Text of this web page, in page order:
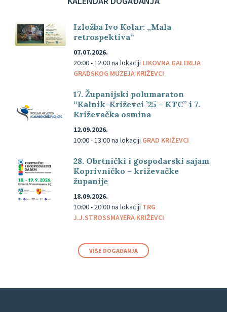
Izložba Ivo Kolar: „Mala
retrospektiva“
07.07.2026.
20:00 - 12:00na lokaciji LIKOVNA GALERIJA
GRADSKOG MUZEJA KRIŽEVCI
17. Županijski polumaraton
“Kalnik-Križevci ’25 – KTC” i 7.
Križevačka osmina
12.09.2026.
10:00 - 13:00na lokaciji GRAD KRIŽEVCI
28. Obrtnički i gospodarski sajam
Koprivničko – križevačke
županije
18.09.2026.
10:00 - 20:00na lokaciji TRG
J.J.STROSSMAYERA KRIŽEVCI
VIŠE DOGAĐANJA